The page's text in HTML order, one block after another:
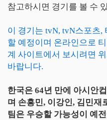
참고하시면 경기를 볼 수
이 경기는 tvN, tvN스포츠,
할 예정이며 온라인으로
계 사이트에서 보시려면
바랍니다.
한국은 64년 만에 아시안
며 손흥민, 이강인, 김민재
팀은 우승할 가능성이 예